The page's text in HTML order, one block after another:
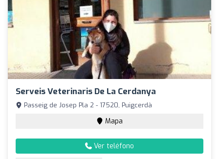
Serveis Veterinaris De La Cerdanya
Passeig de Josep Pla 2 - 17520, Puigcerdà
Mapa
Ver teléfono